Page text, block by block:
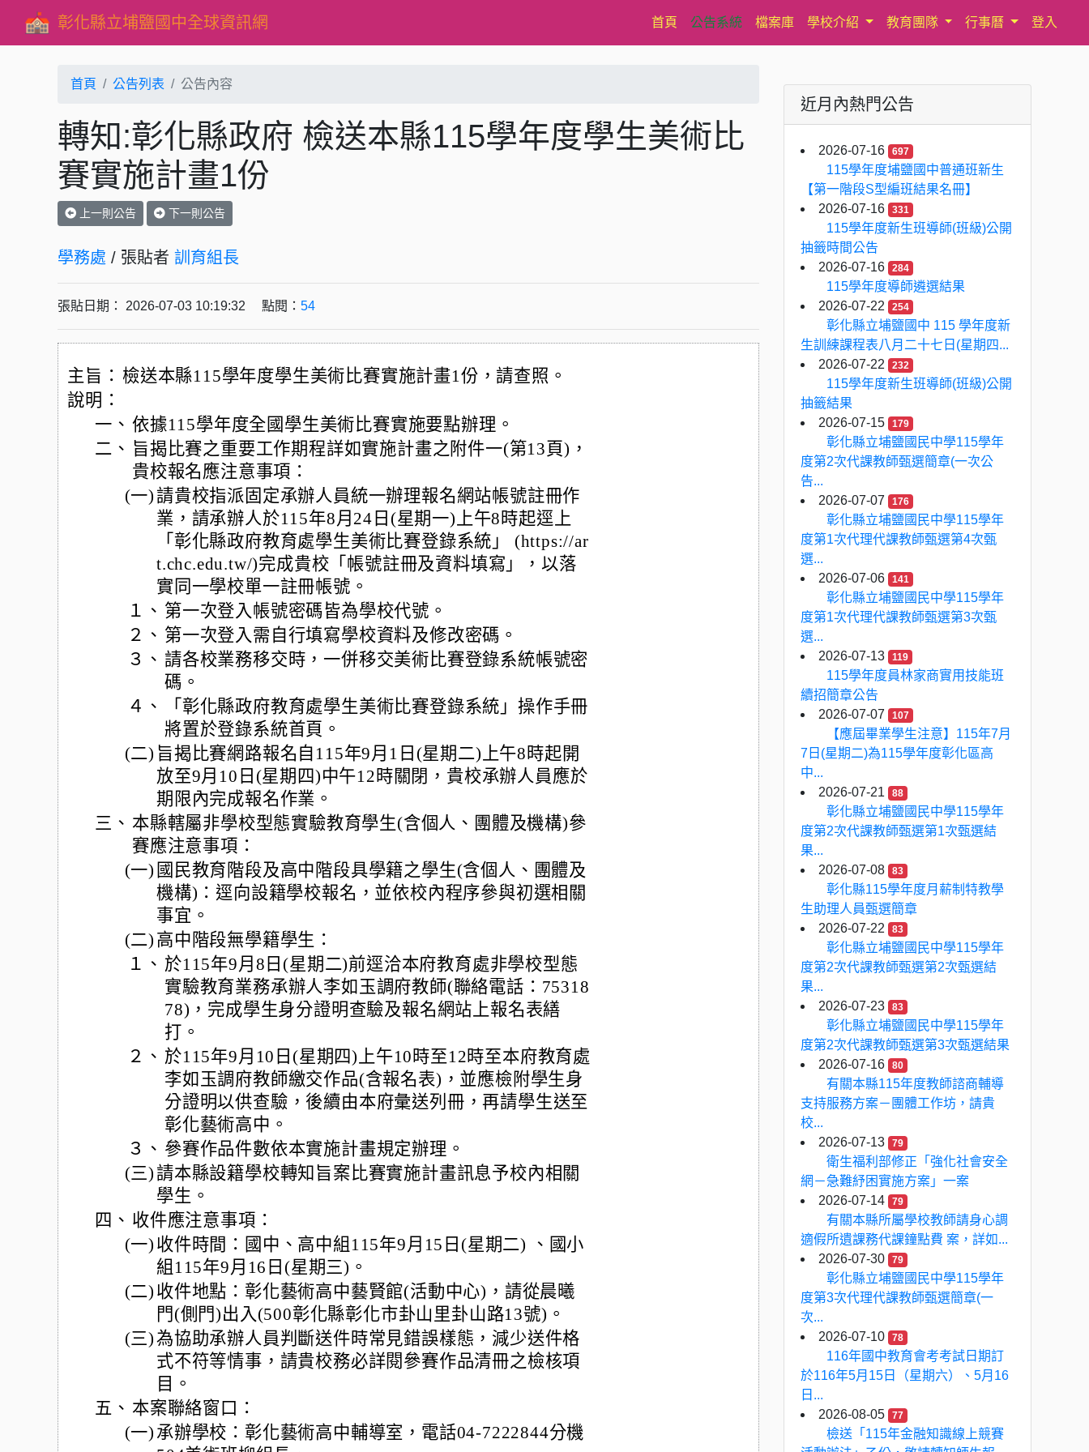
彰化縣立埔鹽國中全球資訊網 首頁(current)
公告系統 檔案庫 學校介紹 教育團隊 行事曆 登入
首頁 公告列表 公告內容
轉知:彰化縣政府 檢送本縣115學年度學生美術比
賽實施計畫1份
上一則公告 下一則公告
學務處 / 張貼者 訓育組長
張貼日期： 2026-07-03 10:19:32 點閱： 54
主旨： 檢送本縣115學年度學生美術比賽實施計畫1份，請查照。
說明：
一、 依據115學年度全國學生美術比賽實施要點辦理。
二、 旨揭比賽之重要工作期程詳如實施計畫之附件一(第13頁)，
貴校報名應注意事項：
(一) 請貴校指派固定承辦人員統一辦理報名網站帳號註冊作
業，請承辦人於115年8月24日(星期一)上午8時起逕上
「彰化縣政府教育處學生美術比賽登錄系統」 (https://ar
t.chc.edu.tw/)完成貴校「帳號註冊及資料填寫」，以落
實同一學校單一註冊帳號。
１、 第一次登入帳號密碼皆為學校代號。
２、 第一次登入需自行填寫學校資料及修改密碼。
３、 請各校業務移交時，一併移交美術比賽登錄系統帳號密
碼。
４、
「彰化縣政府教育處學生美術比賽登錄系統」操作手冊
將置於登錄系統首頁。
(二) 旨揭比賽網路報名自115年9月1日(星期二)上午8時起開
放至9月10日(星期四)中午12時關閉，貴校承辦人員應於
期限內完成報名作業。
三、 本縣轄屬非學校型態實驗教育學生(含個人、團體及機構)參
賽應注意事項：
(一) 國民教育階段及高中階段具學籍之學生(含個人、團體及
機構)：逕向設籍學校報名，並依校內程序參與初選相關
事宜。
(二) 高中階段無學籍學生：
１、 於115年9月8日(星期二)前逕洽本府教育處非學校型態
實驗教育業務承辦人李如玉調府教師(聯絡電話：75318
78)，完成學生身分證明查驗及報名網站上報名表繕
打。
２、 於115年9月10日(星期四)上午10時至12時至本府教育處
李如玉調府教師繳交作品(含報名表)，並應檢附學生身
分證明以供查驗，後續由本府彙送列冊，再請學生送至
彰化藝術高中。
３、 參賽作品件數依本實施計畫規定辦理。
(三) 請本縣設籍學校轉知旨案比賽實施計畫訊息予校內相關
學生。
四、 收件應注意事項：
(一) 收件時間：國中、高中組115年9月15日(星期二) 、國小
組115年9月16日(星期三)。
(二) 收件地點：彰化藝術高中藝賢館(活動中心)，請從晨曦
門(側門)出入(500彰化縣彰化市卦山里卦山路13號)。
(三)為協助承辦人員判斷送件時常見錯誤樣態，減少送件格
式不符等情事，請貴校務必詳閱參賽作品清冊之檢核項
目。
五、 本案聯絡窗口：
(一) 承辦學校：彰化藝術高中輔導室，電話04-7222844分機
近月內熱門公告
2026-07-16 697
115學年度埔鹽國中普通班新生
【第一階段S型編班結果名冊】
2026-07-16
331
115學年度新生班導師(班級)公開
抽籤時間公告
2026-07-16
284
115學年度導師遴選結果
2026-07-22
254
彰化縣立埔鹽國中 115 學年度新
生訓練課程表八月二十七日(星期四...
2026-07-22
232
115學年度新生班導師(班級)公開
抽籤結果
2026-07-15
179
彰化縣立埔鹽國民中學115學年
度第2次代課教師甄選簡章(一次公
告...
2026-07-07
176
彰化縣立埔鹽國民中學115學年
度第1次代理代課教師甄選第4次甄
選...
2026-07-06
141
彰化縣立埔鹽國民中學115學年
度第1次代理代課教師甄選第3次甄
選...
2026-07-13
119
115學年度員林家商實用技能班
續招簡章公告
2026-07-07
107
【應屆畢業學生注意】115年7月
7日(星期二)為115學年度彰化區高
中...
2026-07-21
88
彰化縣立埔鹽國民中學115學年
度第2次代課教師甄選第1次甄選結
果...
2026-07-08
83
彰化縣115學年度月薪制特教學
生助理人員甄選簡章
2026-07-22
83
彰化縣立埔鹽國民中學115學年
度第2次代課教師甄選第2次甄選結
果...
2026-07-23
83
彰化縣立埔鹽國民中學115學年
度第2次代課教師甄選第3次甄選結果
2026-07-16
80
有關本縣115年度教師諮商輔導
支持服務方案－團體工作坊，請貴
校...
2026-07-13
79
衛生福利部修正「強化社會安全
網－急難紓困實施方案」一案
2026-07-14
79
有關本縣所屬學校教師請身心調
適假所遺課務代課鐘點費 案，詳如...
2026-07-30
79
彰化縣立埔鹽國民中學115學年
度第3次代理代課教師甄選簡章(一
次...
2026-07-10
78
116年國中教育會考考試日期訂
於116年5月15日（星期六）、5月16
日...
2026-08-05
77
檢送「115年金融知識線上競賽